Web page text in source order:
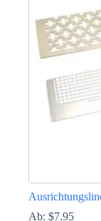
können
auf
der
Produktseite
werden
Ab: $7.95